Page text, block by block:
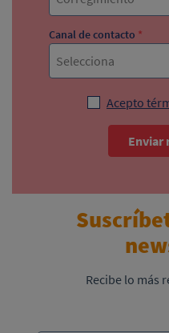
Canal de contacto *
Selecciona
Acepto
Enviar
Recibe lo más